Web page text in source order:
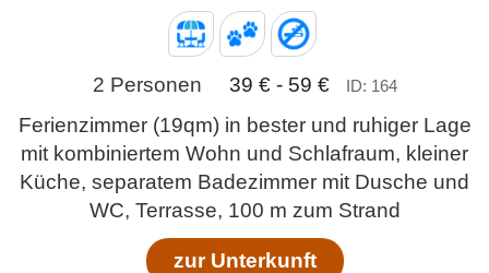
2 Personen 39 € - 59 € ID: 164
Ferienzimmer (19qm) in bester und ruhiger Lage
mit kombiniertem Wohn und Schlafraum, kleiner
Küche, separatem Badezimmer mit Dusche und
WC, Terrasse, 100 m zum Strand
zur Unterkunft